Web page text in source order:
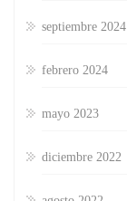
septiembre 2024
febrero 2024
mayo 2023
diciembre 2022